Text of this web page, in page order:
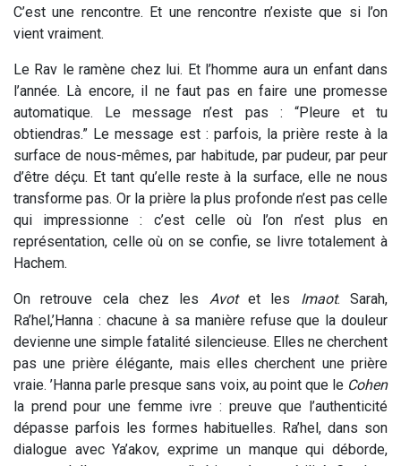
C’est une rencontre. Et une rencontre n’existe que si l’on
vient vraiment.
Le Rav le ramène chez lui. Et l’homme aura un enfant dans
l’année. Là encore, il ne faut pas en faire une promesse
automatique. Le message n’est pas : “Pleure et tu
obtiendras.” Le message est : parfois, la prière reste à la
surface de nous-mêmes, par habitude, par pudeur, par peur
d’être déçu. Et tant qu’elle reste à la surface, elle ne nous
transforme pas. Or la prière la plus profonde n’est pas celle
qui impressionne : c’est celle où l’on n’est plus en
représentation, celle où on se confie, se livre totalement à
Hachem.
On retrouve cela chez les Avotet les Imaot. Sarah,
Ra’hel,’Hanna : chacune à sa manière refuse que la douleur
devienne une simple fatalité silencieuse. Elles ne cherchent
pas une prière élégante, mais elles cherchent une prière
vraie. ’Hanna parle presque sans voix, au point que le Cohen
la prend pour une femme ivre : preuve que l’authenticité
dépasse parfois les formes habituelles. Ra’hel, dans son
dialogue avec Ya’akov, exprime un manque qui déborde,